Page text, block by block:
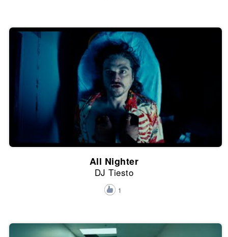
All Nighter
DJ Tiesto
1